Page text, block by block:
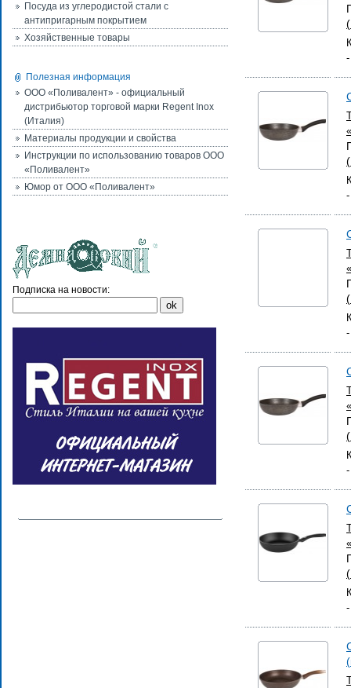
Посуда из углеродистой стали с
антипригарным покрытием
Хозяйственные товары
Полезная информация
ООО «Поливалент» - официальный
дистрибьютор торговой марки Regent Inox
(Италия)
Материалы продукции и свойства
Инструкции по использованию товаров ООО
«Поливалент»
Юмор от ООО «Поливалент»
Подписка на новости: